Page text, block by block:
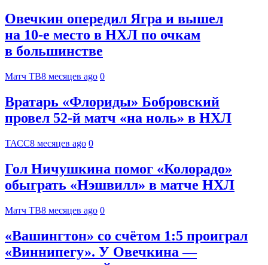
Овечкин опередил Ягра и вышел
на 10‑е место в НХЛ по очкам
в большинстве
Матч ТВ8 месяцев ago 0
Вратарь «Флориды» Бобровский
провел 52-й матч «на ноль» в НХЛ
ТАСС8 месяцев ago 0
Гол Ничушкина помог «Колорадо»
обыграть «Нэшвилл» в матче НХЛ
Матч ТВ8 месяцев ago 0
«Вашингтон» со счётом 1:5 проиграл
«Виннипегу». У Овечкина —